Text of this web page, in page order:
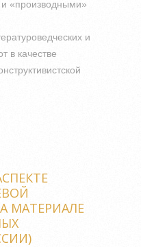
«производными»
и
в качестве
МАТЕРИАЛЕ